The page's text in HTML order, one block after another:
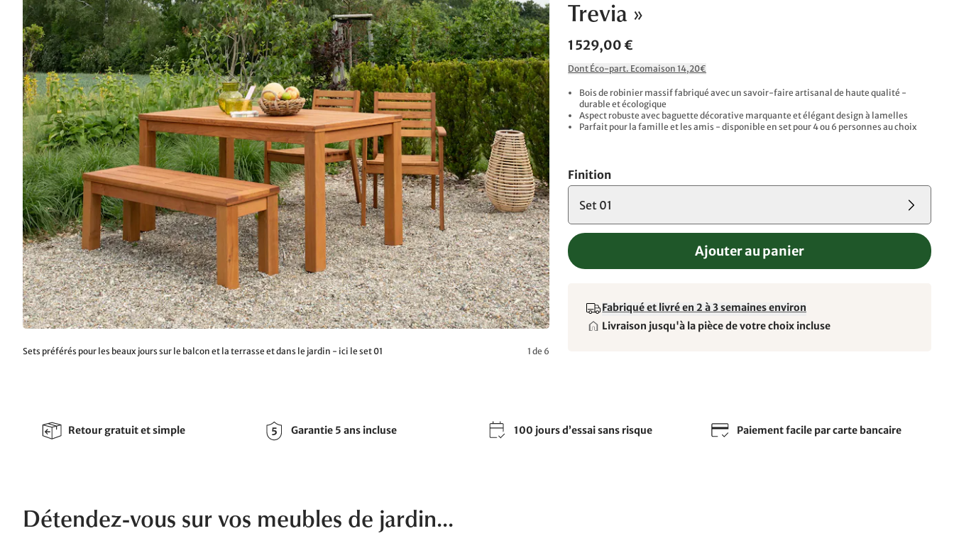
Sets préférés pour les beaux jours sur le balcon et la terrasse et dans le jardin - ici le set 01 1 de 6
Trevia »
1 529,00 €
Dont Éco-part. Ecomaison 14,20€
Bois de robinier massif fabriqué avec un savoir-faire artisanal de haute qualité -
durable et écologique
Aspect robuste avec baguette décorative marquante et élégant design à lamelles
Parfait pour la famille et les amis - disponible en set pour 4 ou 6 personnes au choix
Finition
Set 01
Ajouter au panier
Fabriqué et livré en 2 à 3 semaines environ
Livraison jusqu'à la pièce de votre choix incluse
Retour gratuit et simple Garantie 5 ans incluse 100 jours d’essai sans risque Paiement facile par carte bancaire
Détendez-vous sur vos meubles de jardin...